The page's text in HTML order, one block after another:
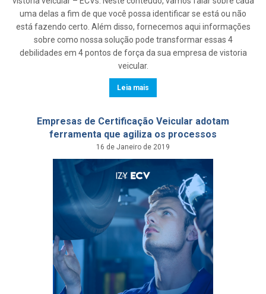
uma delas a fim de que você possa identificar se está ou não
está fazendo certo. Além disso, fornecemos aqui informações
sobre como nossa solução pode transformar essas 4
debilidades em 4 pontos de força da sua empresa de vistoria
veicular.
Leia mais
Empresas de Certificação Veicular adotam
ferramenta que agiliza os processos
16 de Janeiro de 2019